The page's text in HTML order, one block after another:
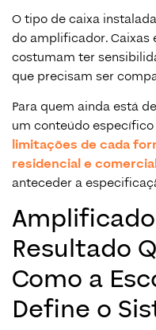
O tipo de caixa
do amplificador. Caixas
costumam ter
que precisam ser
Para quem ainda está
um conteúdo
limitações de cada
residencial e
anteceder a
Resultado
Como a
Define o